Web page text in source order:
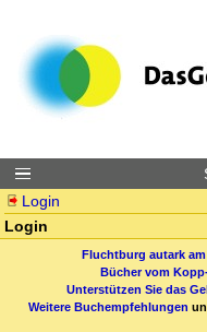
Login
Login
Fluchtburg autark am
Bücher vom
Unterstützen Sie das
Weitere Buchempfehlungen